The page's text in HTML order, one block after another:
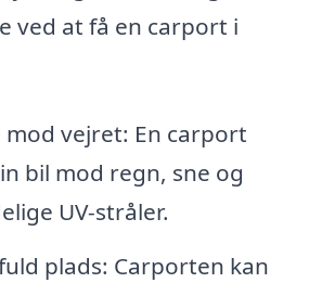
ved at få en carport i
mod vejret: En carport
bil mod regn, sne og
UV-stråler.
plads: Carporten kan